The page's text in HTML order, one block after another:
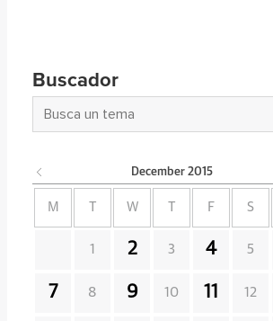
Buscador
December 2015
M W F S
1 2 3 4 5
7 8 9 10 11 12